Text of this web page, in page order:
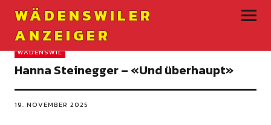
WÄDENSWILER
ANZEIGER
WÄDENSWIL
Hanna Steinegger – «Und überhaupt»
19. NOVEMBER 2025